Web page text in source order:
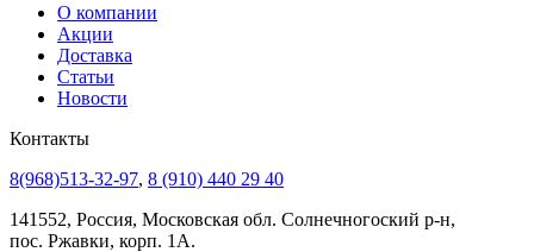
О компании
Акции
Доставка
Статьи
Новости
Контакты
8(968)513-32-97, 8 (910) 440 29 40
141552, Россия, Московская обл. Солнечногоский р-н,
пос. Ржавки, корп. 1А.